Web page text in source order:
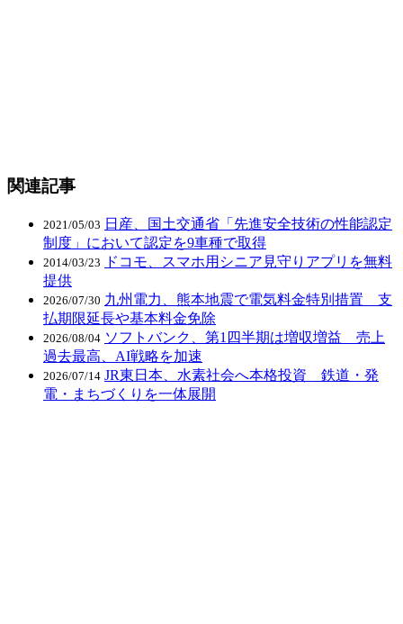
関連記事
2021/05/03 日産、国土交通省「先進安全技術の性能認定
制度」において認定を9車種で取得
2014/03/23
ドコモ、スマホ用シニア見守りアプリを無料
提供
2026/07/30 九州電力、熊本地震で電気料金特別措置 支
払期限延長や基本料金免除
2026/08/04 ソフトバンク、第1四半期は増収増益 売上
過去最高、AI戦略を加速
2026/07/14 JR東日本、水素社会へ本格投資 鉄道・発
電・まちづくりを一体展開